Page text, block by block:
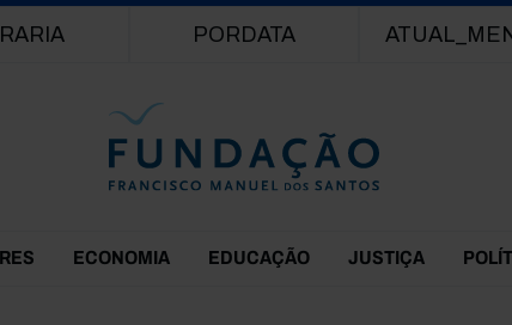
PORDATA
ECONOMIA EDUCAÇÃO JUSTIÇA